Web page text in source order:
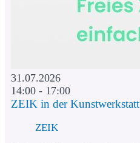
31.07.2026
14:00 - 17:00
ZEIK in der Kunstwerkstatt
ZEIK